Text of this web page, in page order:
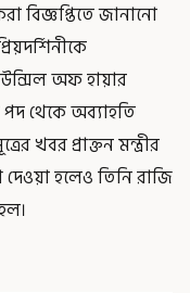
বিজ্ঞপ্তিতে জানানো
অফ হায়ার
পদ থেকে অব্যাহতি
খবর প্রাক্তন মন্ত্রীর
হলেও তিনি রাজি